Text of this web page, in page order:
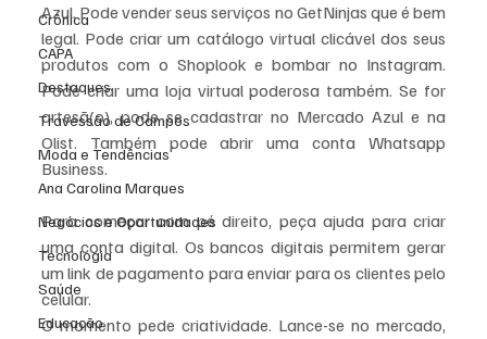
Crônica
CAPA
Destaques
Travessão de Campos
Moda e Tendências
Ana Carolina Marques
Negócios e Oportunidades
Tecnologia
Saúde
Educação
Azul. Pode vender seus serviços no GetNinjas que é bem
legal. Pode criar um catálogo virtual clicável dos seus
produtos com o Shoplook e bombar no Instagram.
Pode criar uma loja virtual poderosa também. Se for
artesã(o), pode se cadastrar no Mercado Azul e na
Olist. Também pode abrir uma conta Whatsapp
Business.
Para começar com pé direito, peça ajuda para criar
uma conta digital. Os bancos digitais permitem gerar
um link de pagamento para enviar para os clientes pelo
celular.
O momento pede criatividade. Lance-se no mercado,